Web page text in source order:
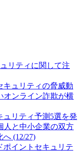
リティに関して注
キュリティの脅威動
ンライン詐欺が横
ュリティ予測5選を発
と中小企業の双方
(12/27)
ポイントセキュリテ